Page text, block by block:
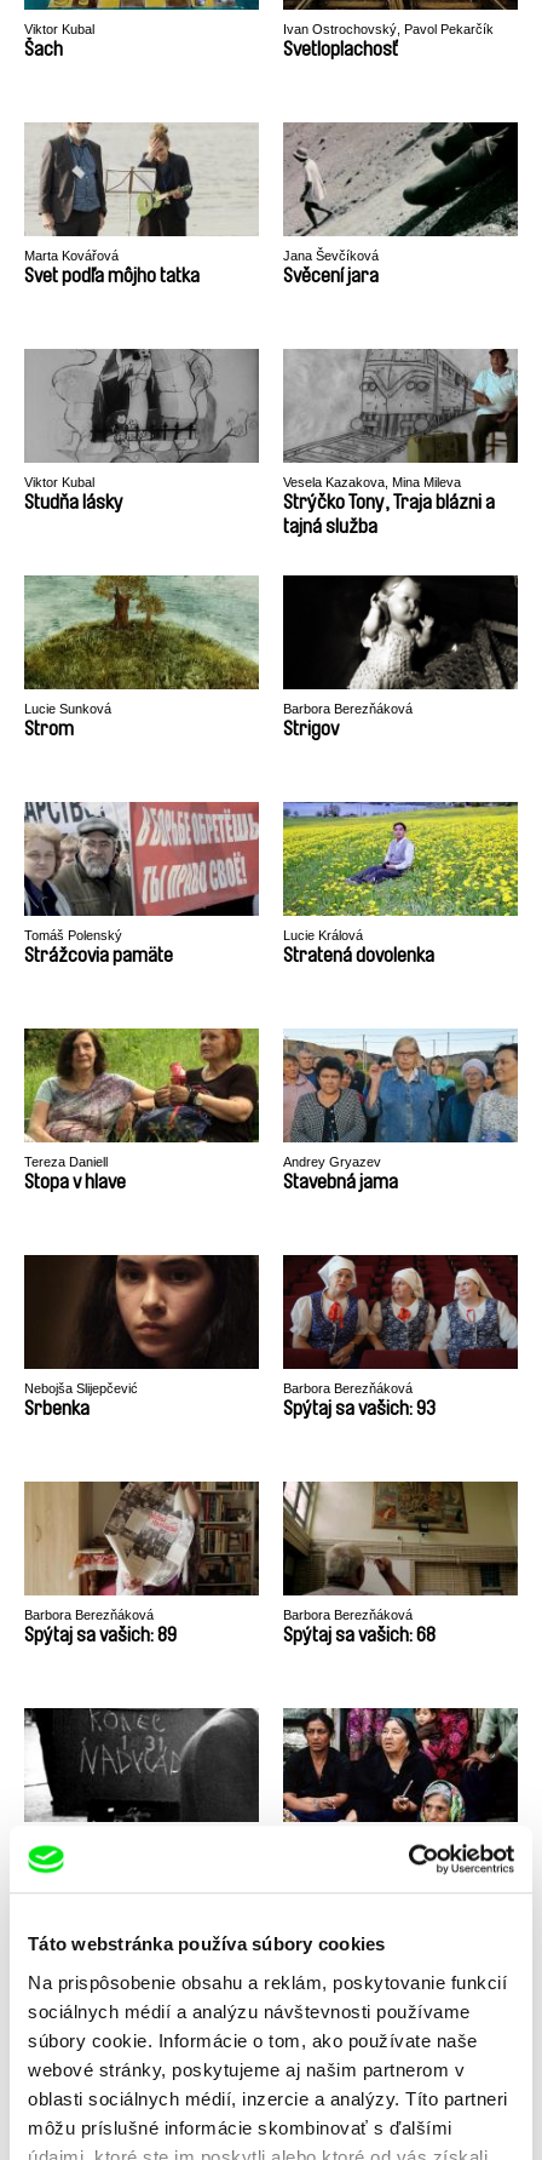
Táto webstránka používa súbory cookies
Na prispôsobenie obsahu a reklám, poskytovanie funkcií
sociálnych médií a analýzu návštevnosti používame
súbory cookie. Informácie o tom, ako používate naše
webové stránky, poskytujeme aj našim partnerom v
oblasti sociálnych médií, inzercie a analýzy. Títo partneri
môžu príslušné informácie skombinovať s ďalšími
Viktor Kubal
Šach
Ivan Ostrochovský, Pavol Pekarčík
Svetloplachosť
Marta Kovářová
Svet podľa môjho tatka
Jana Ševčíková
Svěcení jara
Viktor Kubal
Studňa lásky
Vesela Kazakova, Mina Mileva
Strýčko Tony, Traja blázni a
tajná služba
Lucie Sunková
Strom
Barbora Berezňáková
Strigov
Tomáš Polenský
Strážcovia pamäte
Lucie Králová
Stratená dovolenka
Tereza Daniell
Stopa v hlave
Andrey Gryazev
Stavebná jama
Nebojša Slijepčević
Srbenka
Barbora Berezňáková
Spýtaj sa vašich: 93
Barbora Berezňáková
Spýtaj sa vašich: 89
Barbora Berezňáková
Spýtaj sa vašich: 68
Spřízněni volbou
Správa o putovaní študentov
Pavol Sýkora
Spoveď
Anja Salomonowitz
Spať s tigrom